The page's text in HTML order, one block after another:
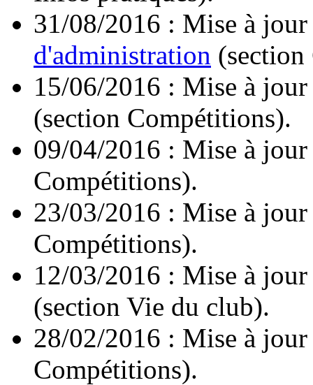
31/08/2016 : Mise à
d'administration
15/06/2016 : Mise à
(section Compétitions).
09/04/2016 : Mise à
Compétitions).
23/03/2016 : Mise à
Compétitions).
12/03/2016 : Mise à
(section Vie du club).
28/02/2016 : Mise à
Compétitions).